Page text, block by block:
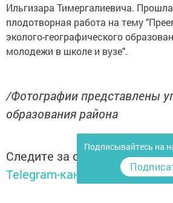
Ильгизара Тимергалиевича.
плодотворная работа на тему
эколого-географического
молодежи в школе и вузе".
/Фотографии представлены
образования района
Следите за самым важным
Telegram-канале
Татмедиа
Подписывайтесь на